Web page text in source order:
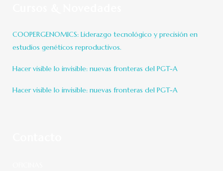
COOPERGENOMICS: Liderazgo tecnológico y precisión en
estudios genéticos reproductivos.
Hacer visible lo invisible: nuevas fronteras del PGT-A
Hacer visible lo invisible: nuevas fronteras del PGT-A